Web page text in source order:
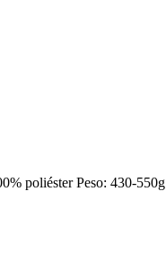
poliéster Peso: 430-550g